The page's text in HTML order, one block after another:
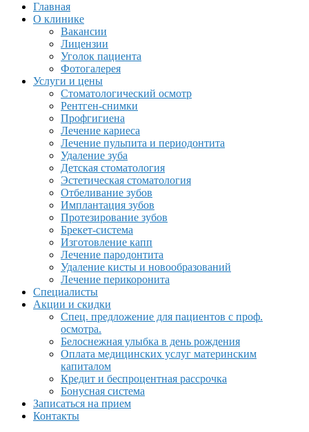
Главная
О клинике
Вакансии
Лицензии
Уголок пациента
Фотогалерея
Услуги и цены
Стоматологический осмотр
Рентген-снимки
Профгигиена
Лечение кариеса
Лечение пульпита и периодонтита
Удаление зуба
Детская стоматология
Эстетическая стоматология
Отбеливание зубов
Имплантация зубов
Протезирование зубов
Брекет-система
Изготовление капп
Лечение пародонтита
Удаление кисты и новообразований
Лечение перикоронита
Специалисты
Акции и скидки
Спец. предложение для пациентов с проф.
осмотра.
Белоснежная улыбка в день рождения
Оплата медицинских услуг материнским
капиталом
Кредит и беспроцентная рассрочка
Бонусная система
Записаться на прием
Контакты